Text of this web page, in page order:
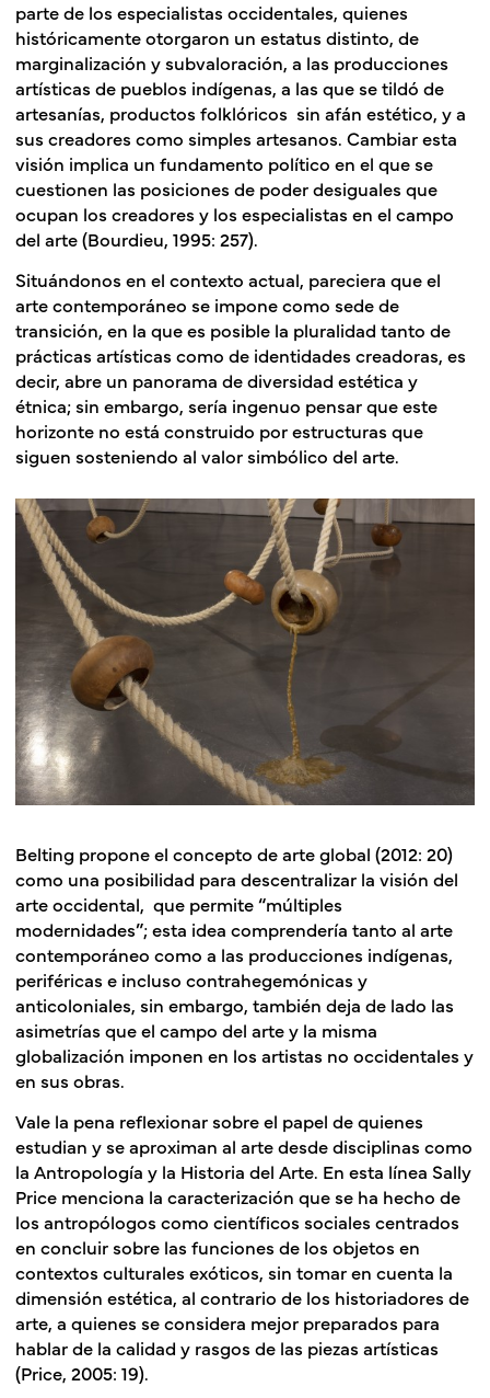
parte de los especialistas occidentales, quienes
históricamente otorgaron un estatus distinto, de
marginalización y subvaloración, a las producciones
artísticas de pueblos indígenas, a las que se tildó de
artesanías, productos folklóricos sin afán estético, y a
sus creadores como simples artesanos. Cambiar esta
visión implica un fundamento político en el que se
cuestionen las posiciones de poder desiguales que
ocupan los creadores y los especialistas en el campo
del arte (Bourdieu, 1995: 257).
Situándonos en el contexto actual, pareciera que el
arte contemporáneo se impone como sede de
transición, en la que es posible la pluralidad tanto de
prácticas artísticas como de identidades creadoras, es
decir, abre un panorama de diversidad estética y
étnica; sin embargo, sería ingenuo pensar que este
horizonte no está construido por estructuras que
siguen sosteniendo al valor simbólico del arte.
Belting propone el concepto de arte global (2012: 20)
como una posibilidad para descentralizar la visión del
arte occidental, que permite “múltiples
modernidades”; esta idea comprendería tanto al arte
contemporáneo como a las producciones indígenas,
periféricas e incluso contrahegemónicas y
anticoloniales, sin embargo, también deja de lado las
asimetrías que el campo del arte y la misma
globalización imponen en los artistas no occidentales y
en sus obras.
Vale la pena reflexionar sobre el papel de quienes
estudian y se aproximan al arte desde disciplinas como
la Antropología y la Historia del Arte. En esta línea Sally
Price menciona la caracterización que se ha hecho de
los antropólogos como científicos sociales centrados
en concluir sobre las funciones de los objetos en
contextos culturales exóticos, sin tomar en cuenta la
dimensión estética, al contrario de los historiadores de
arte, a quienes se considera mejor preparados para
hablar de la calidad y rasgos de las piezas artísticas
(Price, 2005: 19).